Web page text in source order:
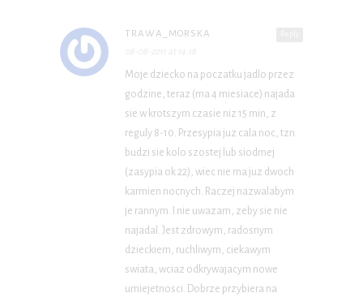
TRAWA_MORSKA
Moje dziecko na poczatku jadlo przez
godzine, teraz (ma 4 miesiace) najada
sie w krotszym czasie niz 15 min, z
reguly 8-10. Przesypia juz cala noc, tzn.
budzi sie kolo szostej lub siodmej
(zasypia ok 22), wiec nie ma juz dwoch
karmien nocnych. Raczej nazwalabym
je rannym. I nie uwazam, zeby sie nie
najadal. Jest zdrowym, radosnym
dzieckiem, ruchliwym, ciekawym
swiata, wciaz odkrywajacym nowe
umiejetnosci. Dobrze przybiera na